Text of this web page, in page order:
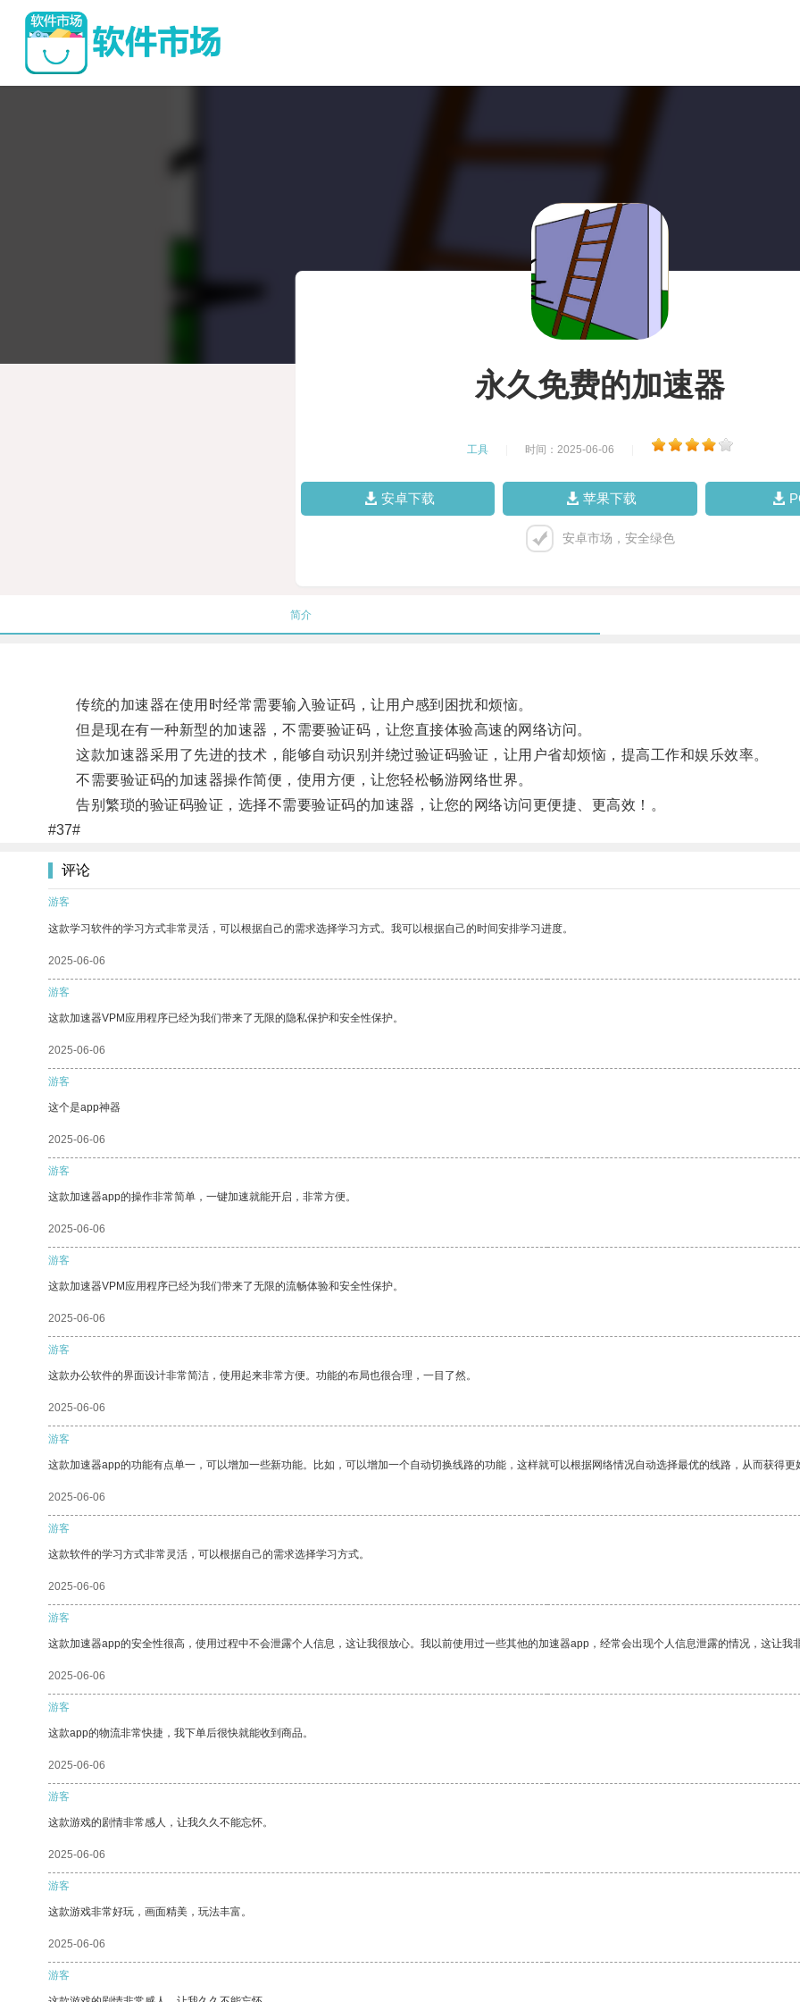
永久免费的加速器
工具 时间：2025-06-06
安卓下载 苹果下载
安卓市场，安全绿色
简介
传统的加速器在使用时经常需要输入验证码，让用户感到困扰和烦恼。
但是现在有一种新型的加速器，不需要验证码，让您直接体验高速的网络访问。
这款加速器采用了先进的技术，能够自动识别并绕过验证码验证，让用户省却烦恼，提高工作和娱乐效率。
不需要验证码的加速器操作简便，使用方便，让您轻松畅游网络世界。
告别繁琐的验证码验证，选择不需要验证码的加速器，让您的网络访问更便捷、更高效！。
#37#
评论
游客
这款学习软件的学习方式非常灵活，可以根据自己的需求选择学习方式。我可以根据自己的时间安排学习进度。
2025-06-06
游客
这款加速器VPM应用程序已经为我们带来了无限的隐私保护和安全性保护。
2025-06-06
游客
这个是app神器
2025-06-06
游客
这款加速器app的操作非常简单，一键加速就能开启，非常方便。
2025-06-06
游客
这款加速器VPM应用程序已经为我们带来了无限的流畅体验和安全性保护。
2025-06-06
游客
这款办公软件的界面设计非常简洁，使用起来非常方便。功能的布局也很合理，一目了然。
2025-06-06
游客
这款加速器app的功能有点单一，可以增加一些新功能。比如，可以增加一个自动切换线路的功能，这样就可以根据网络情况自动选择最优的线路，从而获得更
2025-06-06
游客
这款软件的学习方式非常灵活，可以根据自己的需求选择学习方式。
2025-06-06
游客
这款加速器app的安全性很高，使用过程中不会泄露个人信息，这让我很放心。我以前使用过一些其他的加速器app，经常会出现个人信息泄露的情况，这让我
2025-06-06
游客
这款app的物流非常快捷，我下单后很快就能收到商品。
2025-06-06
游客
这款游戏的剧情非常感人，让我久久不能忘怀。
2025-06-06
游客
这款游戏非常好玩，画面精美，玩法丰富。
2025-06-06
游客